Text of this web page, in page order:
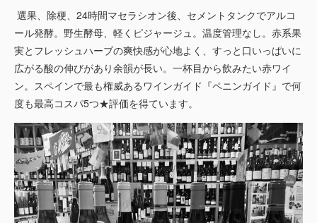
選果、除梗、24時間マセラシオン後、セメントタンクでアルコ
ール発酵。野生酵母、軽くピジャージュ。温度管理なし。赤系果
実とフレッシュハーブの爽快感が心地よく、すっと口いっぱいに
広がる酸の伸びがあり余韻が長い。一杯目から飲みたい赤ワイ
ン。スペインで最も権威あるワインガイド『ペニンガイド』で何
度も最高コスパ5つ★評価を得ています。